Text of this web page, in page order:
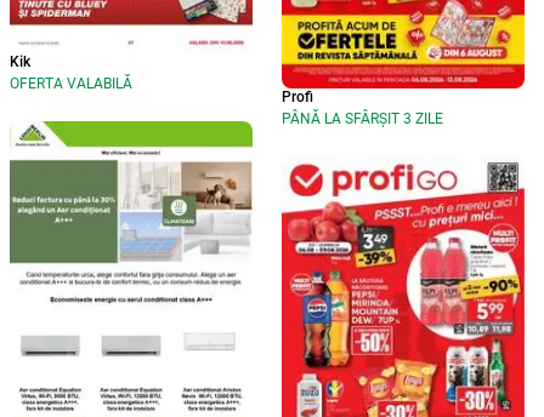
Kik
OFERTA VALABILĂ
Profi
PÂNĂ LA SFÂRȘIT 3 ZILE